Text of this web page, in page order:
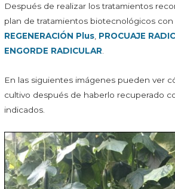
Después de realizar los tratamientos
plan de tratamientos biotecnológicos con
REGENERACIÓN Plus PROCUAJE
ENGORDE RADICULAR
En las siguientes imágenes pueden ver
cultivo después de haberlo recuperado
indicados.